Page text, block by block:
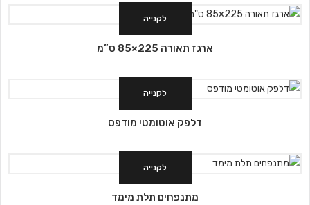
לקנייה
ארגז תאורה 225×85 ס”מ
לקנייה
דלפק אוטומטי מודפס
לקנייה
מתנפחים תלת מימד